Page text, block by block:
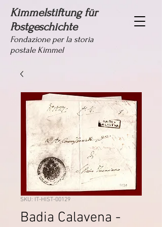
Kimmelstiftung für
Postgeschichte
Fondazione per la storia
postale Kimmel
SKU: IT-HIST-00129
Badia Calavena -